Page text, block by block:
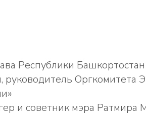
Республики Башкортостан
, руководитель Оргкомитета
и советник мэра Ратмира